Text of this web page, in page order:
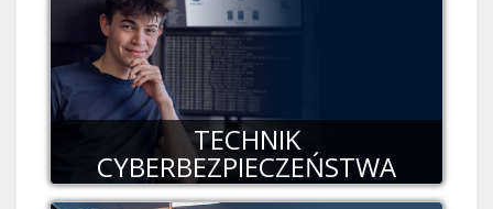
TECHNIK
CYBERBEZPIECZEŃSTWA